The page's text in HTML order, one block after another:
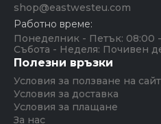
shop@eastwesteu.com
Работно време:
Понеделник - Петък: 08:00 -
Събота - Неделя: Почивен
Полезни връзки
Условия за ползване на
Условия за доставка
Условия за плащане
За нас